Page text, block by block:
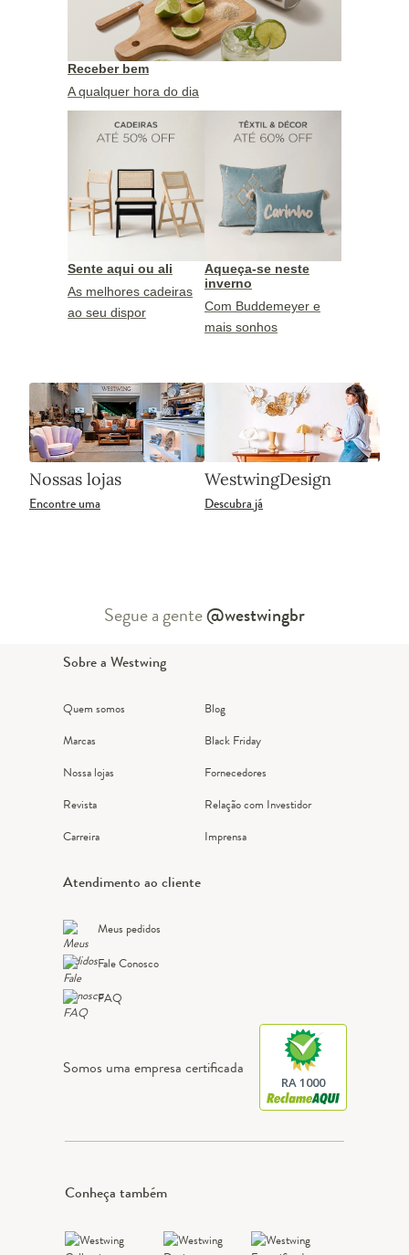
Receber bem
A qualquer hora do dia
Sente aqui ou ali
As melhores cadeiras
ao seu dispor
Aqueça-se neste
inverno
Com Buddemeyer e
mais sonhos
Nossas lojas
Encontre uma
WestwingDesign
Descubra já
Segue a gente@westwingbr
Sobre a Westwing
Quem somos
Marcas
Nossa lojas
Revista
Carreira
Blog
Black Friday
Fornecedores
Relação com Investidor
Imprensa
Atendimento ao cliente
Meus pedidos
Fale Conosco
FAQ
Somos uma empresa certificada
RA 1000
Conheça também